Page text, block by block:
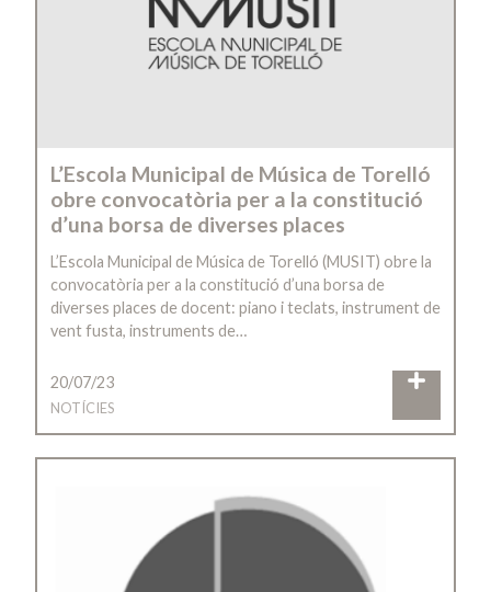
L’Escola Municipal de Música de Torelló
obre convocatòria per a la constitució
d’una borsa de diverses places
L’Escola Municipal de Música de Torelló (MUSIT) obre la
convocatòria per a la constitució d’una borsa de
diverses places de docent: piano i teclats, instrument de
vent fusta, instruments de…
20/07/23
NOTÍCIES